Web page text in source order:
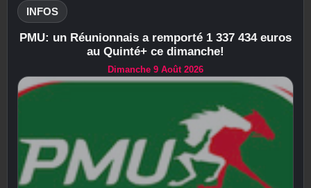
INFOS
PMU: un Réunionnais a remporté 1 337 434 euros
au Quinté+ ce dimanche!
Dimanche 9 Août 2026